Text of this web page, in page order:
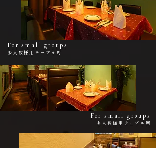
For small groups
​少人数様用テーブル席
For small groups
​少人数様用テーブル席